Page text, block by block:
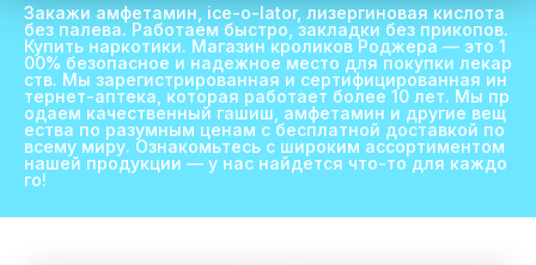
Закажи амфетамин, ice-o-lator, лизергиновая кислота
без палева. Работаем быстро, закладки без прикопов.
Купить наркотики. Магазин кроликов Роджера — это 1
00% безопасное и надежное место для покупки лекар
ств. Мы зарегистрированная и сертифицированная ин
тернет-аптека, которая работает более 10 лет. Мы пр
одаем качественный гашиш, амфетамин и другие вещ
ества по разумным ценам с бесплатной доставкой по
всему миру. Ознакомьтесь с широким ассортиментом
нашей продукции — у нас найдется что-то для каждо
го!